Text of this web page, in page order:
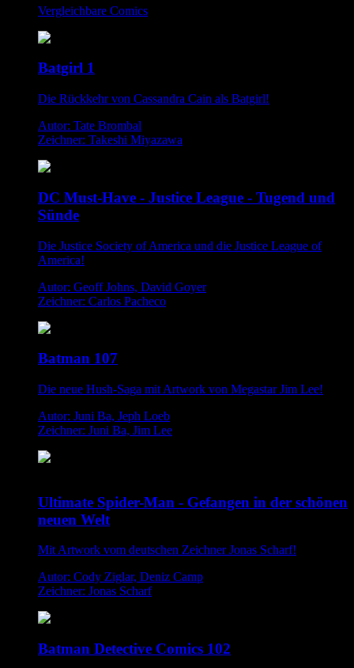
Vergleichbare Comics
Batgirl 1
Die Rückkehr von Cassandra Cain als Batgirl!
Autor: Tate Brombal
Zeichner: Takeshi Miyazawa
DC Must-Have - Justice League - Tugend und
Sünde
Die Justice Society of America und die Justice League of
America!
Autor: Geoff Johns, David Goyer
Zeichner: Carlos Pacheco
Batman 107
Die neue Hush-Saga mit Artwork von Megastar Jim Lee!
Autor: Juni Ba, Jeph Loeb
Zeichner: Juni Ba, Jim Lee
Ultimate Spider-Man - Gefangen in der schönen
neuen Welt
Mit Artwork vom deutschen Zeichner Jonas Scharf!
Autor: Cody Ziglar, Deniz Camp
Zeichner: Jonas Scharf
Batman Detective Comics 102